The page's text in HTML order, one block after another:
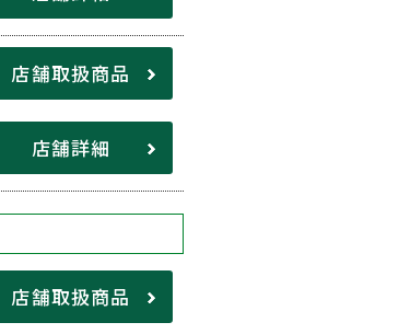
店舗取扱商品
店舗詳細
店舗取扱商品